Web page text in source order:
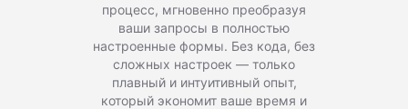
процесс, мгновенно преобразуя
ваши запросы в полностью
настроенные формы. Без кода, без
сложных настроек — только
плавный и интуитивный опыт,
который экономит ваше время и